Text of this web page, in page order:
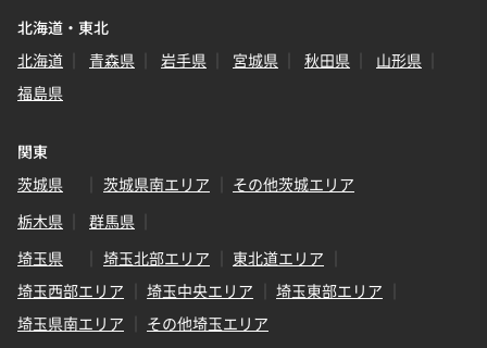
北海道・東北
北海道
青森県 岩手県 宮城県 秋田県
山形県
福島県
関東
茨城県
茨城県南エリア
その他茨城エリア
栃木県
群馬県
埼玉県
埼玉北部エリア
東北道エリア
埼玉西部エリア
埼玉中央エリア
埼玉東部エリア
埼玉県南エリア
その他埼玉エリア